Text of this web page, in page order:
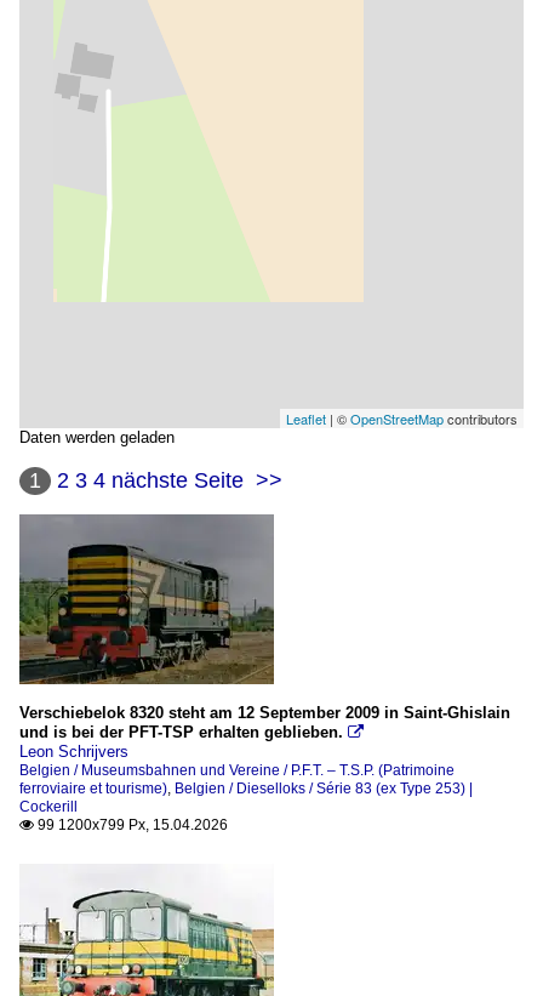
Leaflet | ©OpenStreetMapcontributors
Daten werden geladen
1 2 3 4 nächste Seite >>
Verschiebelok 8320 steht am 12 September 2009 in Saint-Ghislain
und is bei der PFT-TSP erhalten geblieben. 
Leon Schrijvers
Belgien / Museumsbahnen und Vereine / P.F.T. – T.S.P. (Patrimoine
ferroviaire et tourisme), Belgien / Dieselloks / Série 83 (ex Type 253) |
Cockerill
 99 1200x799 Px, 15.04.2026